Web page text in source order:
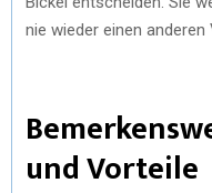
nie wieder einen
und Vorteile